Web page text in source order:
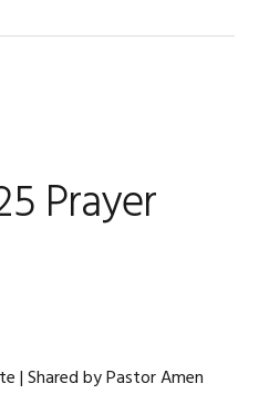
Prayer
| Shared by Pastor Amen